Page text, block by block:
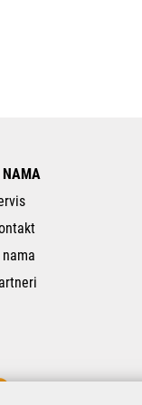
NAMA
nama